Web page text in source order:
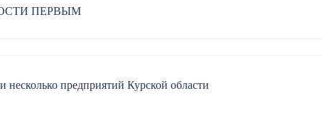
ПЕРВЫМ
предприятий Курской области